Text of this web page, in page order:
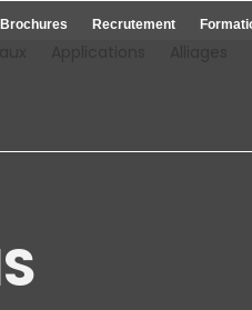
Brochures Recrutement